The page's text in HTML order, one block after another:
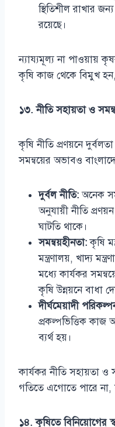
স্থিতিশীল রাখার
রয়েছে।
ন্যায্যমূল্য না পাওয়ায়
কৃষি কাজ থেকে বিমুখ
১৩. নীতি সহায়তা ও
কৃষি নীতি প্রণয়নে
সমন্বয়ের অভাবও
দুর্বল নীতি:অনেক
অনুযায়ী নীতি
ঘাটতি থাকে।
সমন্বয়হীনতা:কৃষি
মন্ত্রণালয়, খাদ্য
মধ্যে কার্যকর
কৃষি উন্নয়নে বাধা
দীর্ঘমেয়াদী
প্রকল্পভিত্তিক
ব্যর্থ হয়।
কার্যকর নীতি সহায়তা ও
গতিতে এগোতে পারে
১৪. কৃষিতে বিনিয়োগের